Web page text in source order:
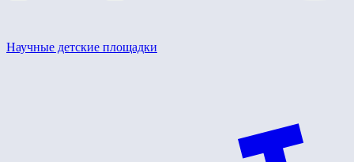
Научные детские площадки